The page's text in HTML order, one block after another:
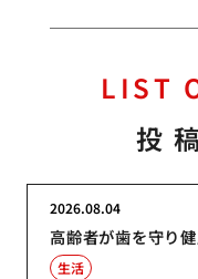
LIST
投
高齢者が歯を守り
2026.08.04
生活